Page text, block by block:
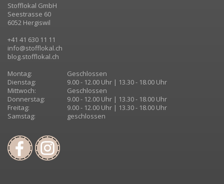
Stofflokal GmbH
Seestrasse 60
6052 Hergiswil
+41 41 630 11 11
info@stofflokal.ch
blog.stofflokal.ch
Montag:
Geschlossen
Dienstag:
9.00 - 12.00 Uhr | 13.30 - 18.00 Uhr
Mittwoch:
Geschlossen
Donnerstag:
9.00 - 12.00 Uhr | 13.30 - 18.00 Uhr
Freitag:
9.00 - 12.00 Uhr | 13.30 - 18.00 Uhr
Samstag:
geschlossen